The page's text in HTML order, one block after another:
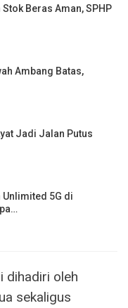
Beras Aman, SPHP
Ambang Batas,
Jadi Jalan Putus
Unlimited 5G di
dihadiri oleh
sekaligus